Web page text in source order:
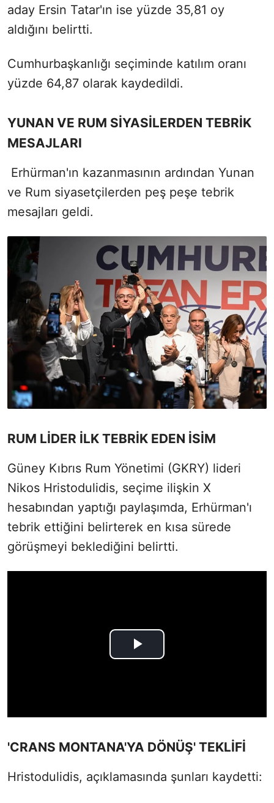
aday Ersin Tatar'ın ise yüzde 35,81 oy
aldığını belirtti.
Cumhurbaşkanlığı seçiminde katılım oranı
yüzde 64,87 olarak kaydedildi.
YUNAN VE RUM SİYASİLERDEN TEBRİK
MESAJLARI
Erhürman'ın kazanmasının ardından Yunan
ve Rum siyasetçilerden peş peşe tebrik
mesajları geldi.
RUM LİDER İLK TEBRİK EDEN İSİM
Güney Kıbrıs Rum Yönetimi (GKRY) lideri
Nikos Hristodulidis, seçime ilişkin X
hesabından yaptığı paylaşımda, Erhürman'ı
tebrik ettiğini belirterek en kısa sürede
görüşmeyi beklediğini belirtti.
'CRANS MONTANA'YA DÖNÜŞ' TEKLİFİ
Hristodulidis, açıklamasında şunları kaydetti: